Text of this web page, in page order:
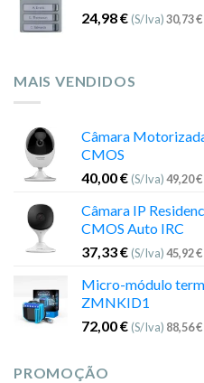
24,98€ (S/Iva)30,73€
MAIS VENDIDOS
Câmara
CMOS
40,00€ (S/Iva)49,20€
Câmara IP
CMOS Auto IRC
37,33€ (S/Iva)45,92€
Micro-módulo
ZMNKID1
72,00€ (S/Iva) 88,56€
PROMOÇÃO